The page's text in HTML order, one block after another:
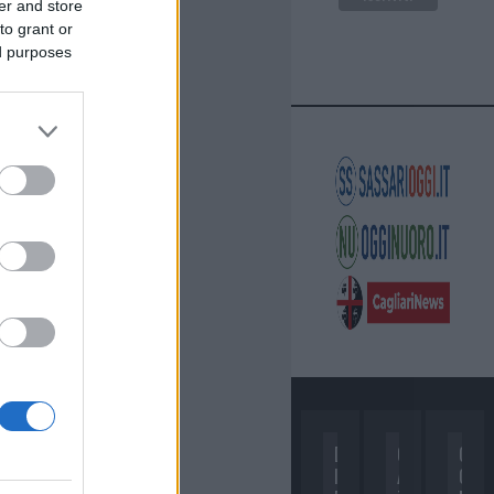
and store
grant or
purposes
D
I
C
A
C
O